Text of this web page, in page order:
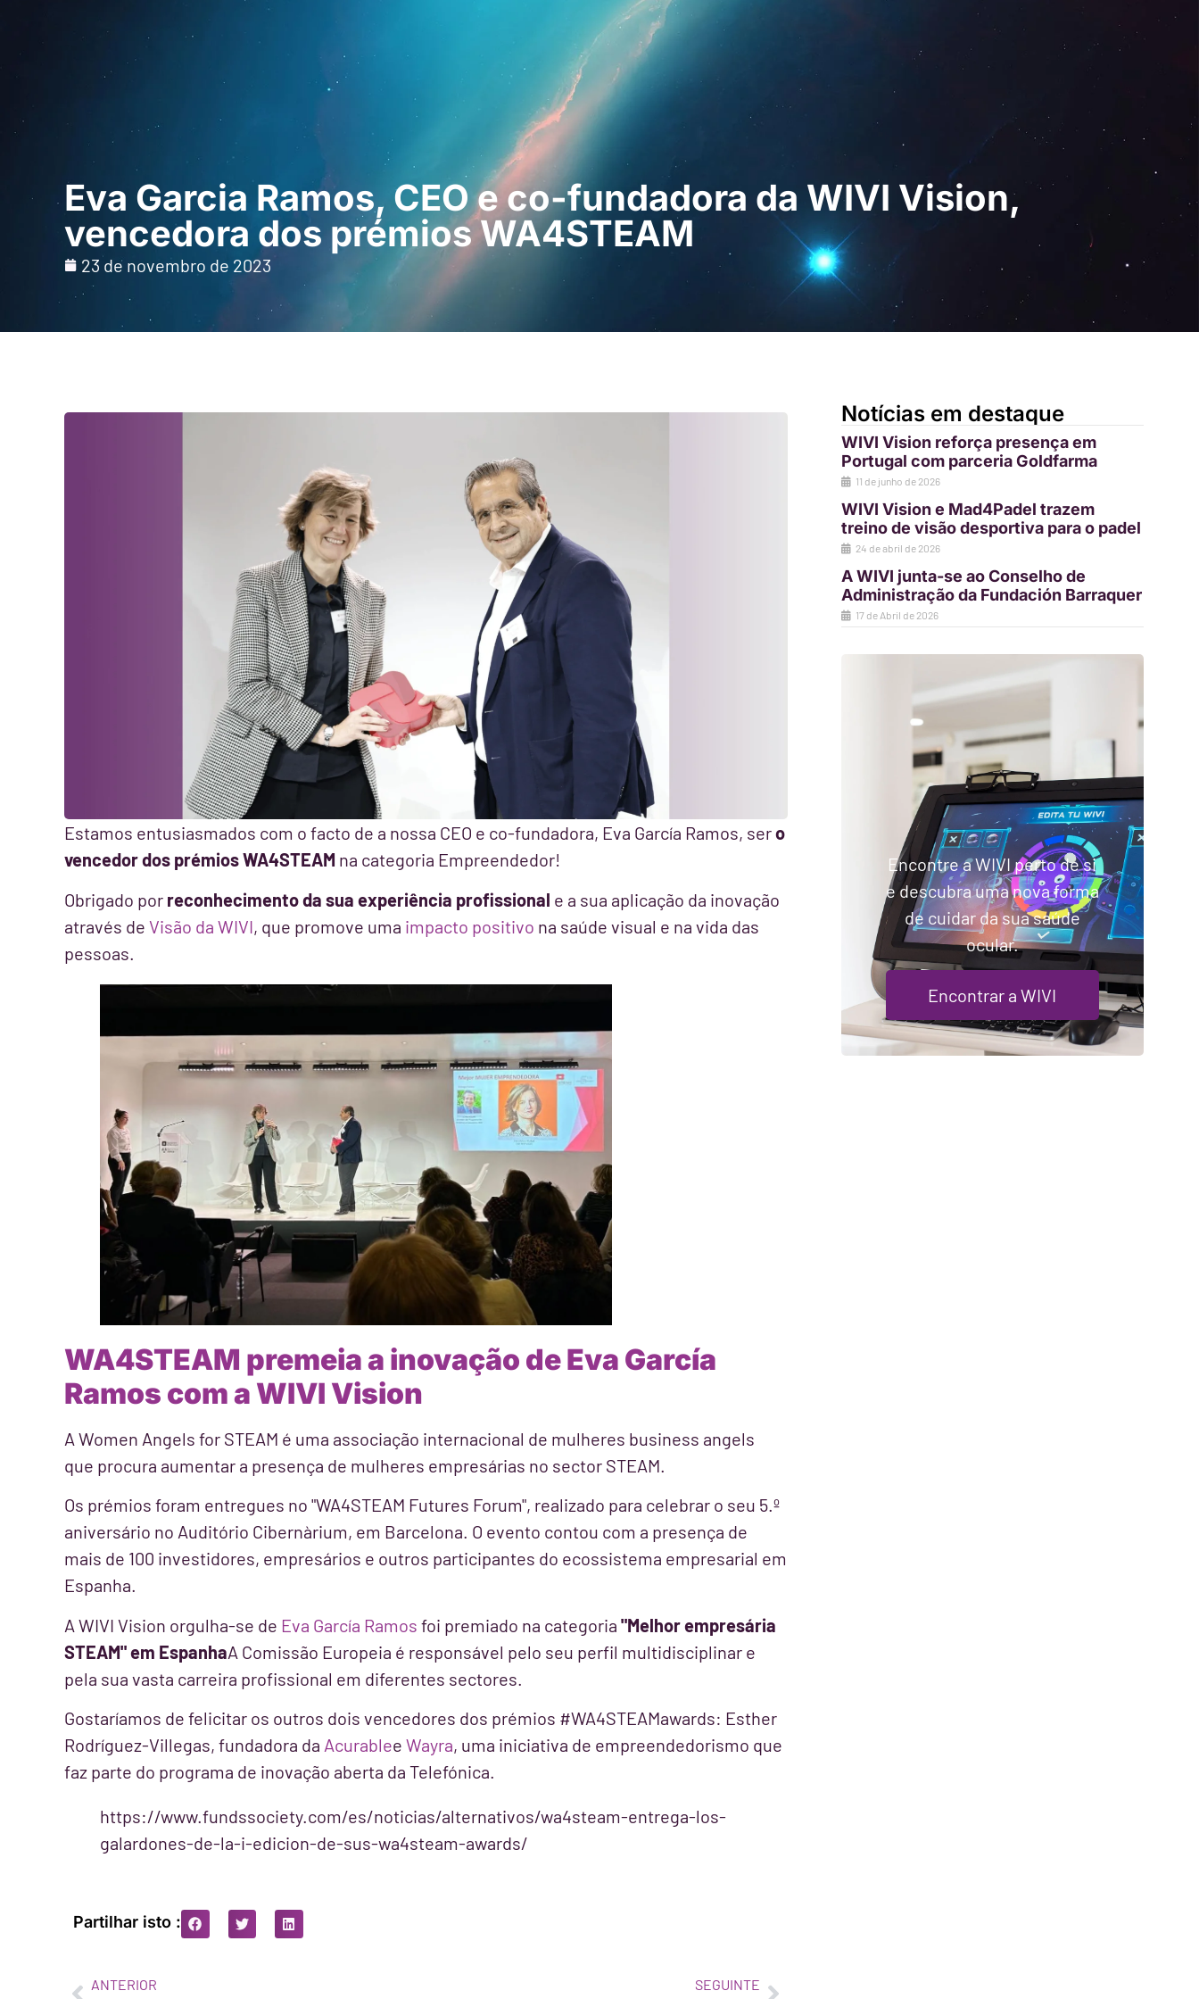
Para profissionais Para os doentes
Pedir uma
Eva Garcia Ramos, CEO e co-fundadora da WIVI Vision,
vencedora dos prémios WA4STEAM
23 de novembro de 2023
Estamos entusiasmados com o facto de a nossa CEO e co-fundadora, Eva García Ramos, sero
vencedor dos prémios WA4STEAM na categoria Empreendedor!
Obrigado por reconhecimento da sua experiência profissional e a sua aplicação da inovação
através de Visão da WIVI, que promove uma impacto positivo na saúde visual e na vida das
pessoas.
WA4STEAM premeia a inovação de Eva García
Ramos com a WIVI Vision
A Women Angels for STEAM é uma associação internacional de mulheres business angels
que procura aumentar a presença de mulheres empresárias no sector STEAM.
Os prémios foram entregues no "WA4STEAM Futures Forum", realizado para celebrar o seu 5.º
aniversário no Auditório Cibernàrium, em Barcelona. O evento contou com a presença de
mais de 100 investidores, empresários e outros participantes do ecossistema empresarial em
Espanha.
A WIVI Vision orgulha-se de Eva García Ramos foi premiado na categoria "Melhor empresária
STEAM" em EspanhaA Comissão Europeia é responsável pelo seu perfil multidisciplinar e
pela sua vasta carreira profissional em diferentes sectores.
Gostaríamos de felicitar os outros dois vencedores dos prémios #WA4STEAMawards: Esther
Rodríguez-Villegas, fundadora da Acurablee Wayra, uma iniciativa de empreendedorismo que
faz parte do programa de inovação aberta da Telefónica.
https://www.fundssociety.com/es/noticias/alternativos/wa4steam-entrega-los-
galardones-de-la-i-edicion-de-sus-wa4steam-awards/
Partilhar isto :
ANTERIOR SEGUINTE
Notícias em destaque
WIVI Vision reforça presença em
Portugal com parceria Goldfarma
11 de junho de 2026
WIVI Vision e Mad4Padel trazem
treino de visão desportiva para o padel
24 de abril de 2026
A WIVI junta-se ao Conselho de
Administração da Fundación Barraquer
17 de Abril de 2026
Encontre a WIVI perto de si
e descubra uma nova forma
de cuidar da sua saúde
ocular.
Encontrar a WIVI